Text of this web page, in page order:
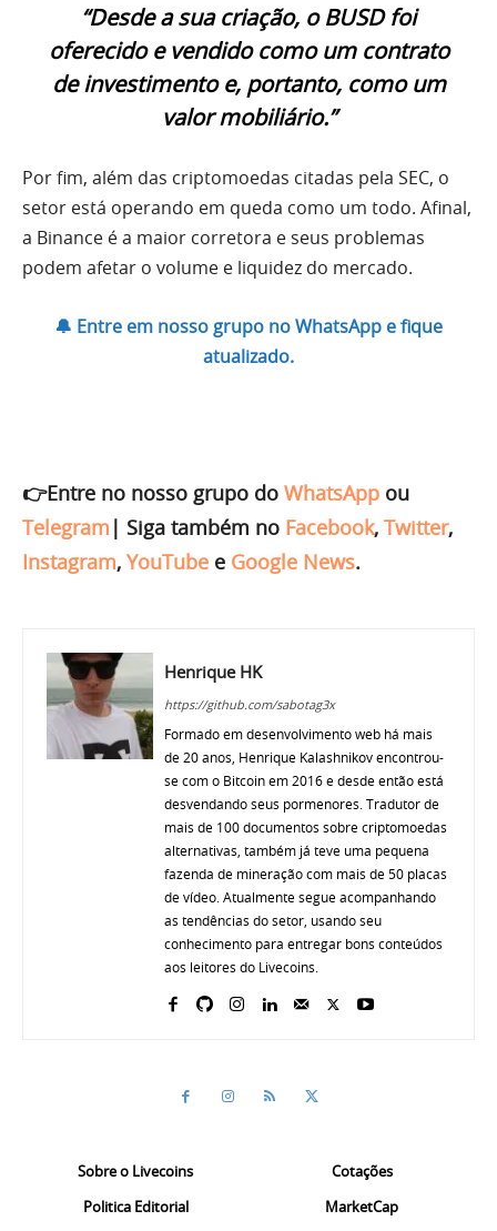
“Desde a sua criação, o BUSD foi
oferecido e vendido como um contrato
de investimento e, portanto, como um
valor mobiliário.”
Por fim, além das criptomoedas citadas pela SEC, o
setor está operando em queda como um todo. Afinal,
a Binance é a maior corretora e seus problemas
podem afetar o volume e liquidez do mercado.
🔔 Entre em nosso grupo no WhatsApp e fique
atualizado.
👉Entre no nosso grupo do WhatsApp ou
Telegram | Siga também no Facebook, Twitter,
Instagram, YouTube e Google News.
Henrique HK
https://github.com/sabotag3x
Formado em desenvolvimento web há mais
de 20 anos, Henrique Kalashnikov encontrou-
se com o Bitcoin em 2016 e desde então está
desvendando seus pormenores. Tradutor de
mais de 100 documentos sobre criptomoedas
alternativas, também já teve uma pequena
fazenda de mineração com mais de 50 placas
de vídeo. Atualmente segue acompanhando
as tendências do setor, usando seu
conhecimento para entregar bons conteúdos
aos leitores do Livecoins.
Sobre o Livecoins
Politica Editorial
Cotações
MarketCap